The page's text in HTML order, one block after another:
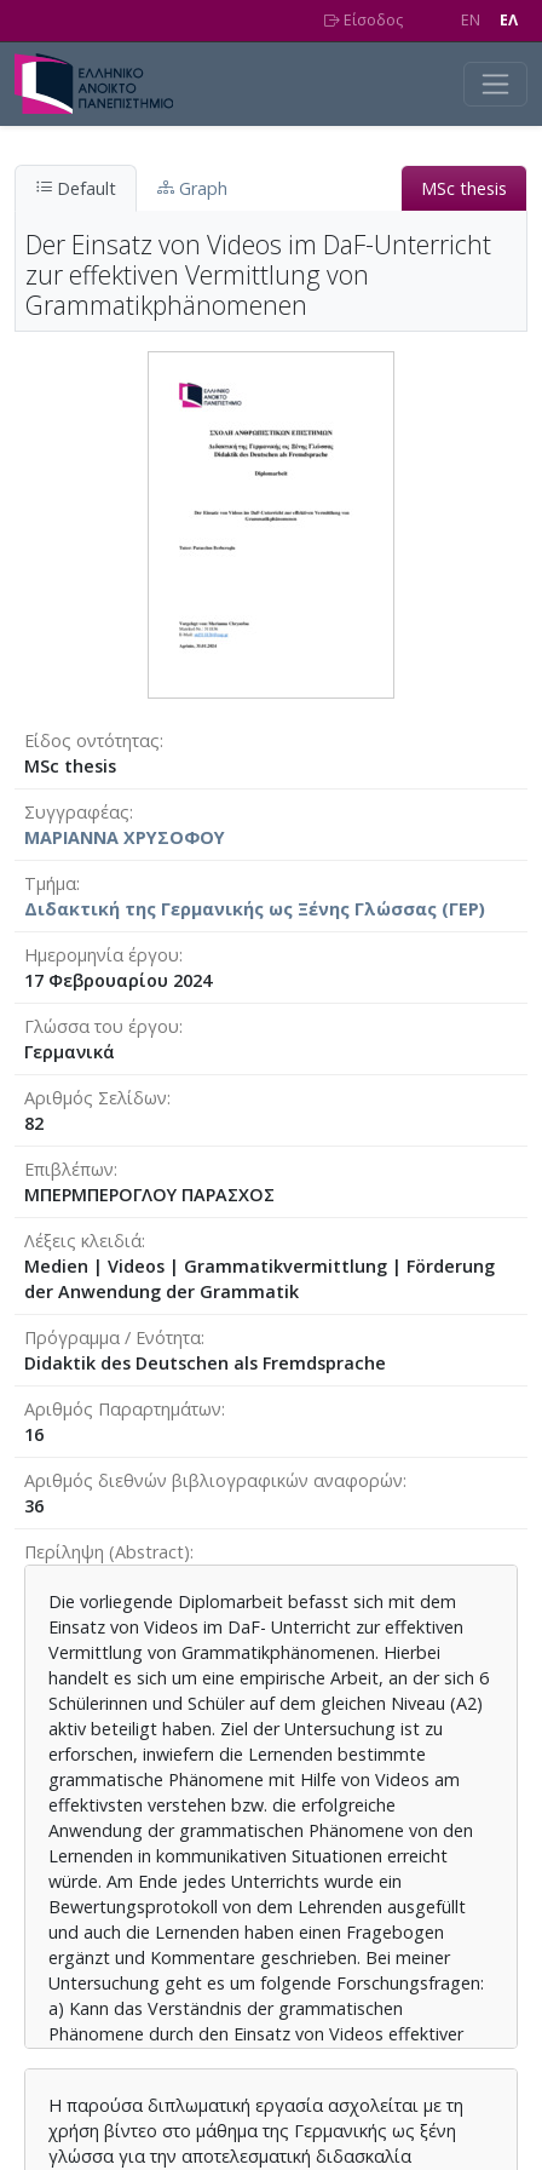
Είσοδος EN EΛ
Default Graph MSc thesis
Der Einsatz von Videos im DaF-Unterricht
zur effektiven Vermittlung von
Grammatikphänomenen
Είδος οντότητας
MSc thesis
Συγγραφέας
ΜΑΡΙΑΝΝΑ ΧΡΥΣΟΦΟΥ
Τμήμα
Διδακτική της Γερμανικής ως Ξένης Γλώσσας (ΓΕΡ)
Ημερομηνία έργου
17 Φεβρουαρίου 2024
Γλώσσα του έργου
Γερμανικά
Αριθμός Σελίδων
82
Επιβλέπων
ΜΠΕΡΜΠΕΡΟΓΛΟΥ ΠΑΡΑΣΧΟΣ
Λέξεις κλειδιά
Medien | Videos | Grammatikvermittlung | Förderung
der Anwendung der Grammatik
Πρόγραμμα / Ενότητα
Didaktik des Deutschen als Fremdsprache
Αριθμός Παραρτημάτων
16
Αριθμός διεθνών βιβλιογραφικών αναφορών
36
Περίληψη (Abstract)
Die vorliegende Diplomarbeit befasst sich mit dem
Einsatz von Videos im DaF- Unterricht zur effektiven
Vermittlung von Grammatikphänomenen. Hierbei
handelt es sich um eine empirische Arbeit, an der sich 6
Schülerinnen und Schüler auf dem gleichen Niveau (A2)
aktiv beteiligt haben. Ziel der Untersuchung ist zu
erforschen, inwiefern die Lernenden bestimmte
grammatische Phänomene mit Hilfe von Videos am
effektivsten verstehen bzw. die erfolgreiche
Anwendung der grammatischen Phänomene von den
Lernenden in kommunikativen Situationen erreicht
würde. Am Ende jedes Unterrichts wurde ein
Bewertungsprotokoll von dem Lehrenden ausgefüllt
und auch die Lernenden haben einen Fragebogen
ergänzt und Kommentare geschrieben. Bei meiner
Untersuchung geht es um folgende Forschungsfragen:
a) Kann das Verständnis der grammatischen
Phänomene durch den Einsatz von Videos effektiver
Grammatikvermittlung in kommunikativen Situationen
gefördert wird? c) Welche Schwierigkeiten sind mit der
traditionellen didaktischen Methode im DaF-Unterricht
Η παρούσα διπλωματική εργασία ασχολείται με τη
χρήση βίντεο στο μάθημα της Γερμανικής ως ξένη
γλώσσα για την αποτελεσματική διδασκαλία